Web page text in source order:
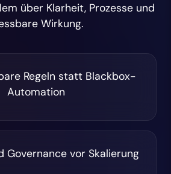
über Klarheit, Prozesse und
Wirkung.
Regeln statt Blackbox-
Automation
Governance vor Skalierung